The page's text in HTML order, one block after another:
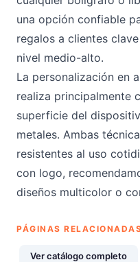
una opción confiable
regalos a clientes
nivel medio-alto.
La personalización en
realiza principalmente
superficie del
metales. Ambas
resistentes al uso
con logo,
diseños multicolor o
PÁGINAS
Ver catálogo completo